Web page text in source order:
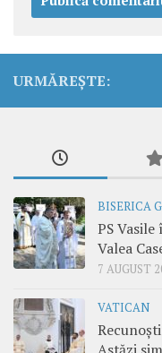
URMĂREȘTE:
BISERICA
PS Vasile
Valea
7 AUGUST
VATICAN